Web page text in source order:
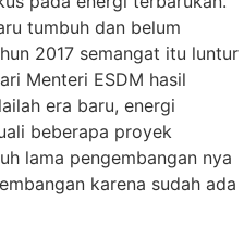
tumbuh dan belum
2017 semangat itu luntur
Menteri ESDM hasil
era baru, energi
beberapa proyek
lama pengembangan nya
karena sudah ada